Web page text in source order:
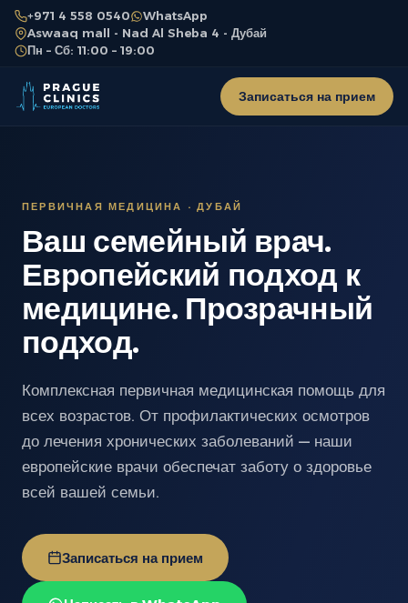
+971 4 558 0540
WhatsApp
Aswaaq mall - Nad Al Sheba 4 - Дубай
Пн – Сб: 11:00 – 19:00
Записаться на прием
ПЕРВИЧНАЯ МЕДИЦИНА · ДУБАЙ
Ваш семейный врач.
Европейский подход к
медицине. Прозрачный
подход.
Комплексная первичная медицинская помощь для
всех возрастов. От профилактических осмотров
до лечения хронических заболеваний — наши
европейские врачи обеспечат заботу о здоровье
всей вашей семьи.
Записаться на прием